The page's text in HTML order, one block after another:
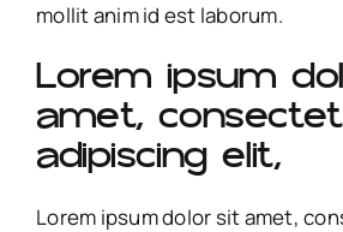
mollit anim id est laborum.
Lorem ipsum
amet,
adipiscing elit,
Lorem ipsum dolor sit amet,